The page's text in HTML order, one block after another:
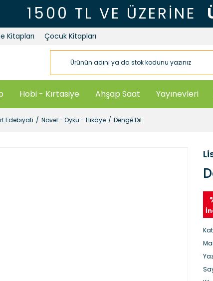
1500 TL VE ÜZERİNE
Kitapları Çocuk Kitapları
Hobi - Kırtasiye Ahşap Saat Yayınevleri
Edebiyatı Novel - Öykü - Hikaye Dengê Dil